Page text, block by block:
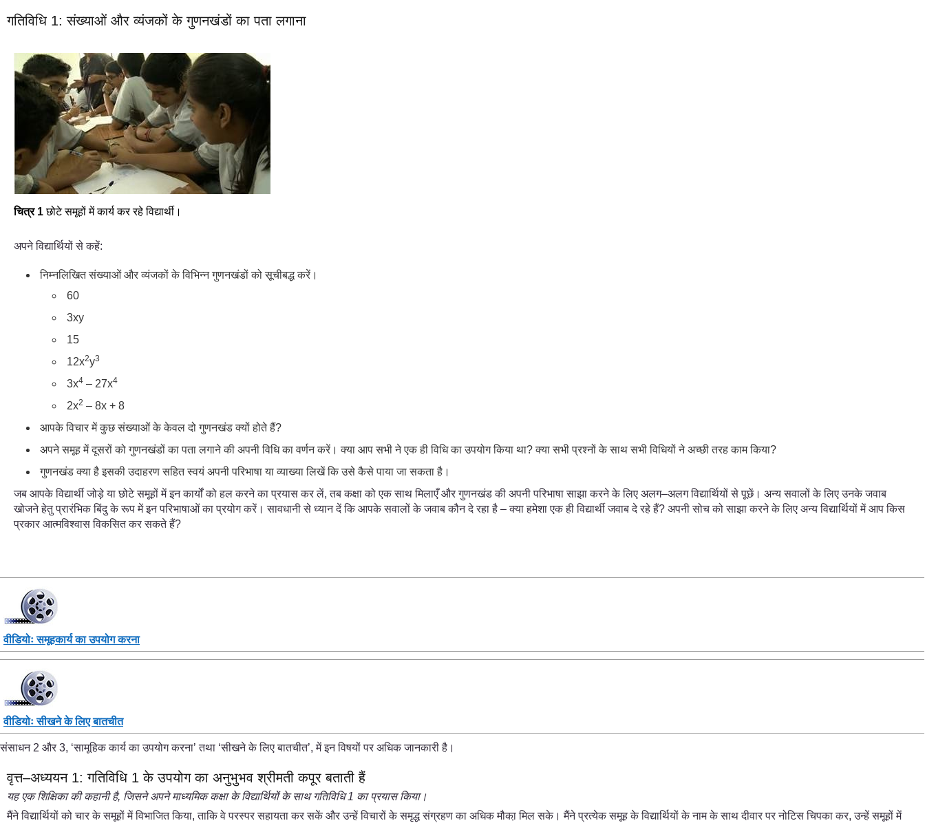
गतिविधि 1: संख्याओं और व्यंजकों के गुणनखंडों का पता लगाना
चित्र 1छोटे समूहों में कार्य कर रहे विद्यार्थी।
अपने विद्यार्थियों से कहें:
निम्नलिखित संख्याओं और व्यंजकों के विभिन्न गुणनखंडों को सूचीबद्ध करें।
60
3xy
15
12x2y3
3x4– 27x4
2x2 – 8x + 8
आपके विचार में कुछ संख्याओं के केवल दो गुणनखंड क्यों होते हैं?
अपने समूह में दूसरों को गुणनखंडों का पता लगाने की अपनी विधि का वर्णन करें। क्या आप सभी ने एक ही विधि का उपयोग किया था? क्या सभी प्रश्नों के साथ सभी विधियों ने अच्छी तरह काम किया?
गुणनखंड क्या है इसकी उदाहरण सहित स्वयं अपनी परिभाषा या व्याख्या लिखें कि उसे कैसे पाया जा सकता है।
जब आपके विद्यार्थी जोड़े या छोटे समूहों में इन कार्यों को हल करने का प्रयास कर लें, तब कक्षा को एक साथ मिलाएँ और गुणनखंड की अपनी परिभाषा साझा करने के लिए अलग–अलग विद्यार्थियों से पूछें। अन्य सवालों के लिए उनके जवाब
खोजने हेतु प्रारंभिक बिंदु के रूप में इन परिभाषाओं का प्रयोग करें। सावधानी से ध्यान दें कि आपके सवालों के जवाब कौन दे रहा है – क्या हमेशा एक ही विद्यार्थी जवाब दे रहे हैं? अपनी सोच को साझा करने के लिए अन्य विद्यार्थियों में आप किस
प्रकार आत्मविश्वास विकसित कर सकते हैं?
वीडियोः समूहकार्य का उपयोग करना
वीडियोः सीखने के लिए बातचीत
संसाधन 2 और 3, ‘सामूहिक कार्य का उपयोग करना’ तथा ‘सीखने के लिए बातचीत’, में इन विषयों पर अधिक जानकारी है।
वृत्त–अध्ययन 1: गतिविधि 1 के उपयोग का अनुभुभव श्रीमती कपूर बताती हैं
यह एक शिक्षिका की कहानी है, जिसने अपने माध्यमिक कक्षा के विद्यार्थियों के साथ गतिविधि 1 का प्रयास किया।
मैंने विद्यार्थियों को चार के समूहों में विभाजित किया, ताकि वे परस्पर सहायता कर सकें और उन्हें विचारों के समृद्ध संग्रहण का अधिक मौका़ मिल सके। मैंने प्रत्येक समूह के विद्यार्थियों के नाम के साथ दीवार पर नोटिस चिपका कर, उन्हें समूहों में